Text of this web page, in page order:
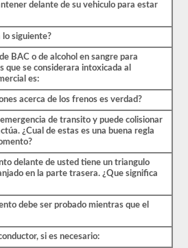
delante de su vehiculo para estar
lo siguiente?
BAC o de alcohol en sangre para
que se considerara intoxicada al
es:
acerca de los frenos es verdad?
de transito y puede colisionar
¿Cual de estas es una buena regla
delante de usted tiene un triangulo
en la parte trasera. ¿Que significa
debe ser probado mientras que el
si es necesario: